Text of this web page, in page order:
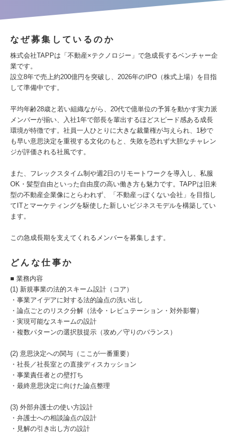
なぜ募集しているのか
株式会社TAPPは「不動産×テクノロジー」で急成長するベンチャー企
業です。
設立8年で売上約200億円を突破し​、2026年のIPO（株式上場）を目指
して準備中です​。
平均年齢28歳と若い組織ながら、20代で億単位の予算を動かす実力派
メンバーが揃い​、入社1年で部長を輩出するほどスピード感ある成長
環境が特徴です​。社員一人ひとりに大きな裁量権が与えられ、1秒で
も早い意思決定を重視する文化のもと​、失敗を恐れず大胆なチャレン
ジが評価される社風です​。
また、フレックスタイム制や週2日のリモートワークを導入し、私服
OK・髪型自由といった自由度の高い働き方も魅力です​。TAPPは旧来
型の不動産企業像にとらわれず、「不動産っぽくない会社」を目指し
てITとマーケティングを駆使した新しいビジネスモデルを構築してい
ます​。
この急成長期を支えてくれるメンバーを募集します。
どんな仕事か
■ 業務内容
(1) 新規事業の法的スキーム設計（コア）
・事業アイデアに対する法的論点の洗い出し
・論点ごとのリスク分解（法令・レピュテーション・対外影響）
・実現可能なスキームの設計
・複数パターンの選択肢提示（攻め／守りのバランス）
(2) 意思決定への関与（ここが一番重要）
・社長／社長室との直接ディスカッション
・事業責任者との壁打ち
・最終意思決定に向けた論点整理
(3) 外部弁護士の使い方設計
・弁護士への相談論点の設計
・見解の引き出し方の設計